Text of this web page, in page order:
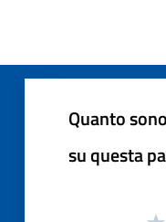
Quanto
su questa